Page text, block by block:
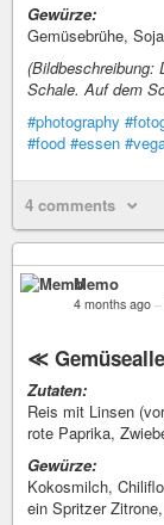
Gewürze:
Gemüsebrühe,
(Bildbeschreibung:
Schale. Auf dem
#photography
#food #essen
4 comments
Memo
4 months ago –
≪
Zutaten:
Reis mit Linsen
rote Paprika,
Gewürze:
Kokosmilch,
ein Spritzer